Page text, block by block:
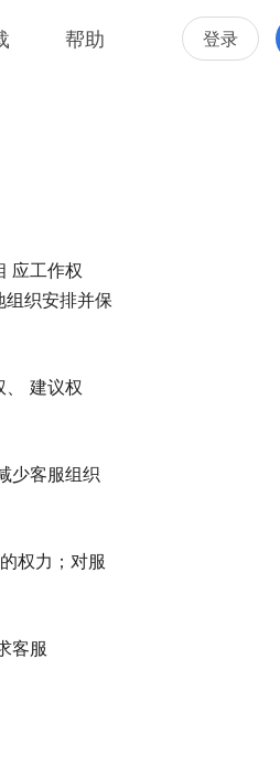
帮助 登录
应工作权
组织安排并保
、 建议权
少客服组织
权力；对服
客服